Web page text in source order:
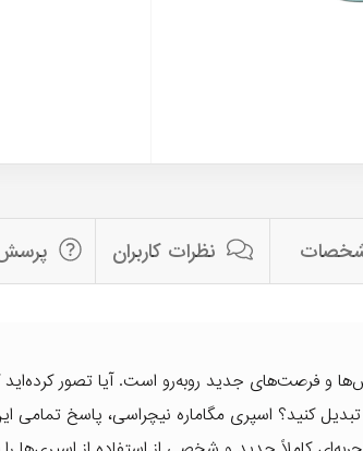
نظرات کاربران
و فرصت‌های جدید روبه‌رو است. آیا تصور
کنید؟ اسپری مگاماره نیچراسی، پاسخ تمامی